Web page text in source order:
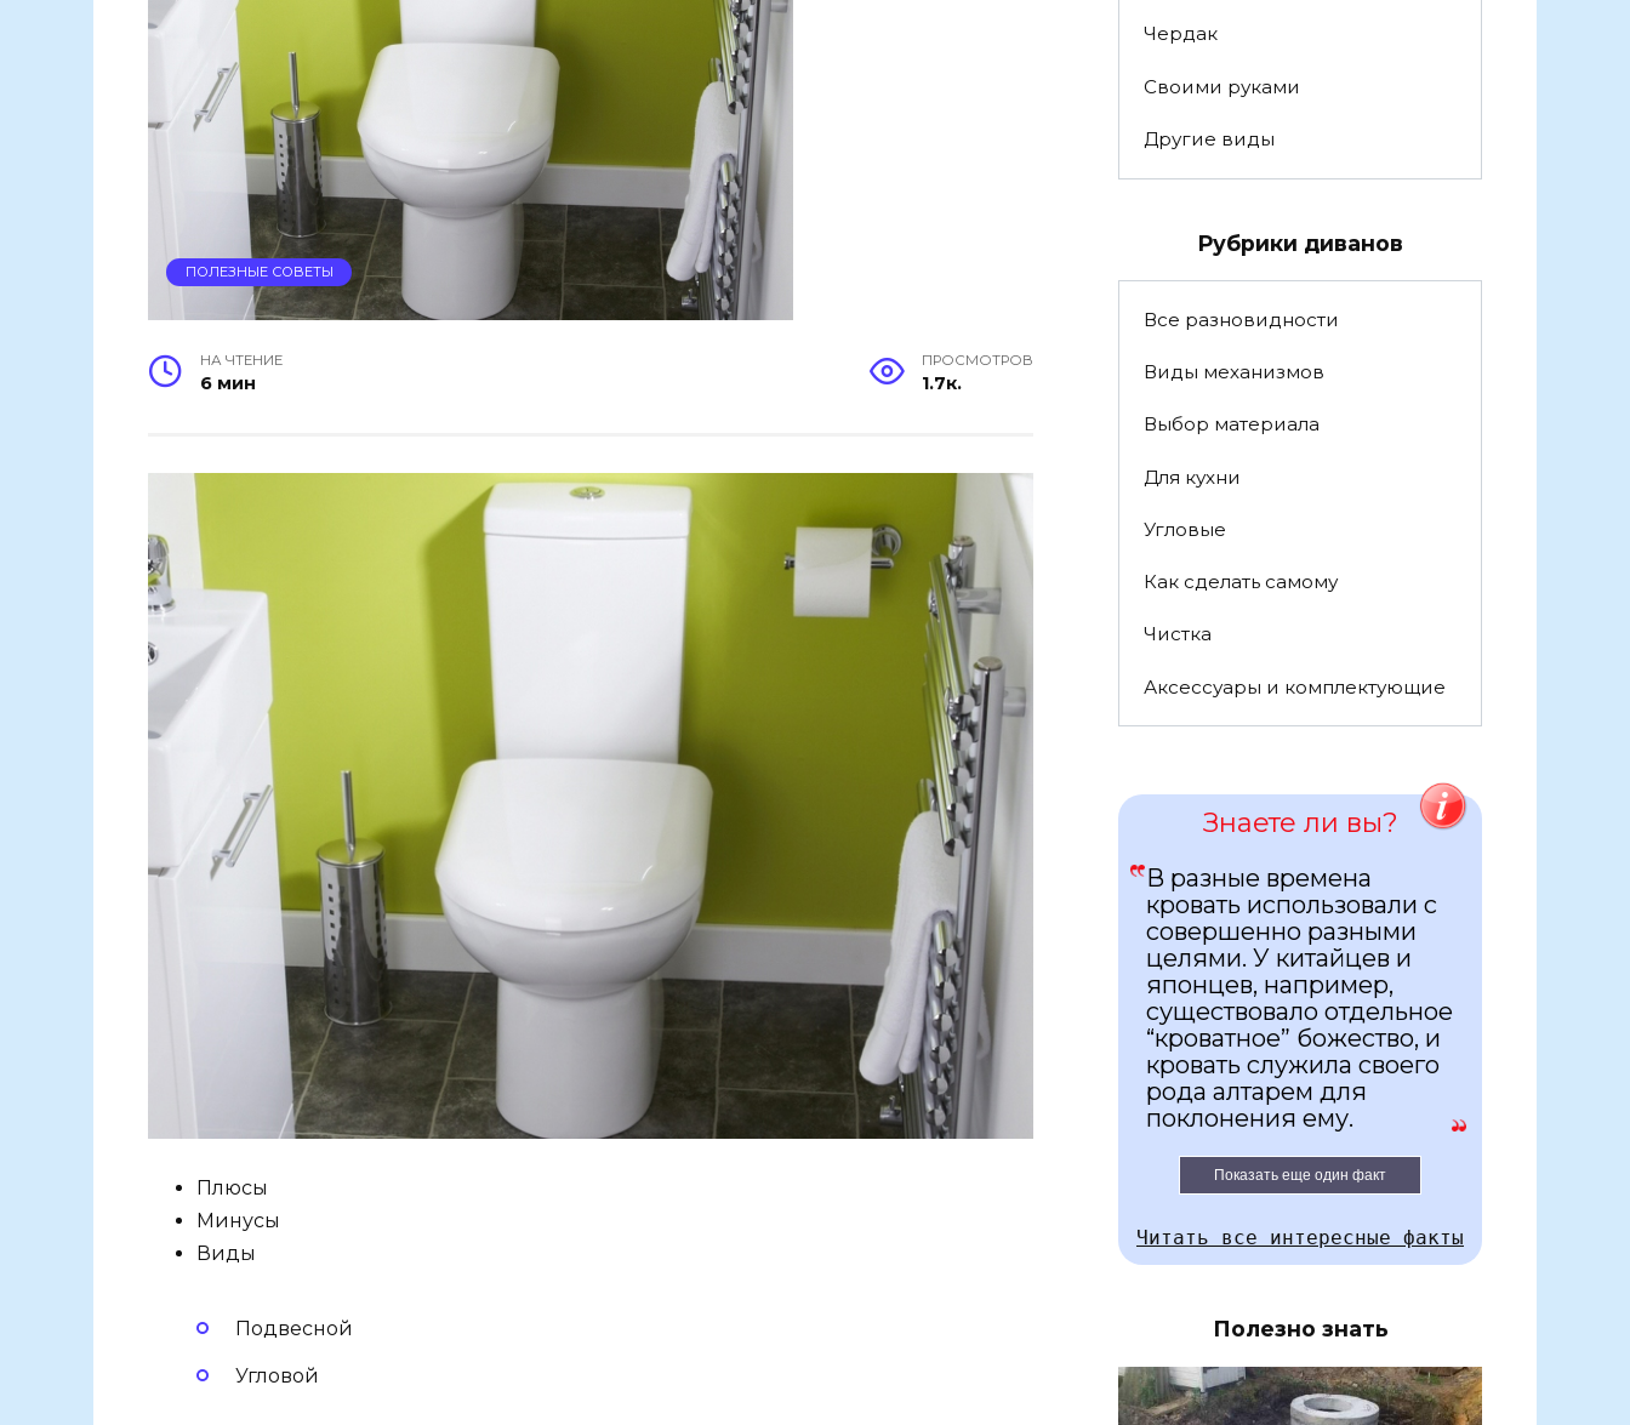
ПОЛЕЗНЫЕ СОВЕТЫ
НА ЧТЕНИЕ
6 мин
ПРОСМОТРОВ
1.7к.
Плюсы
Минусы
Виды
Подвесной
Угловой
Чердак
Своими руками
Другие виды
Рубрики диванов
Все разновидности
Виды механизмов
Выбор материала
Для кухни
Угловые
Как сделать самому
Чистка
Аксессуары и комплектующие
Знаете ли вы?
В разные времена
кровать использовали с
совершенно разными
целями. У китайцев и
японцев, например,
существовало отдельное
“кроватное” божество, и
кровать служила своего
рода алтарем для
поклонения ему.
Показать еще один факт
Читать все интересные факты
Полезно знать